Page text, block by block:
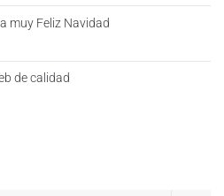
muy Feliz Navidad
de calidad